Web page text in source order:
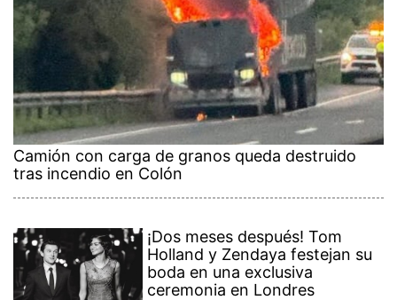
Camión con carga de granos queda destruido
tras incendio en Colón
¡Dos meses después! Tom
Holland y Zendaya festejan su
boda en una exclusiva
ceremonia en Londres